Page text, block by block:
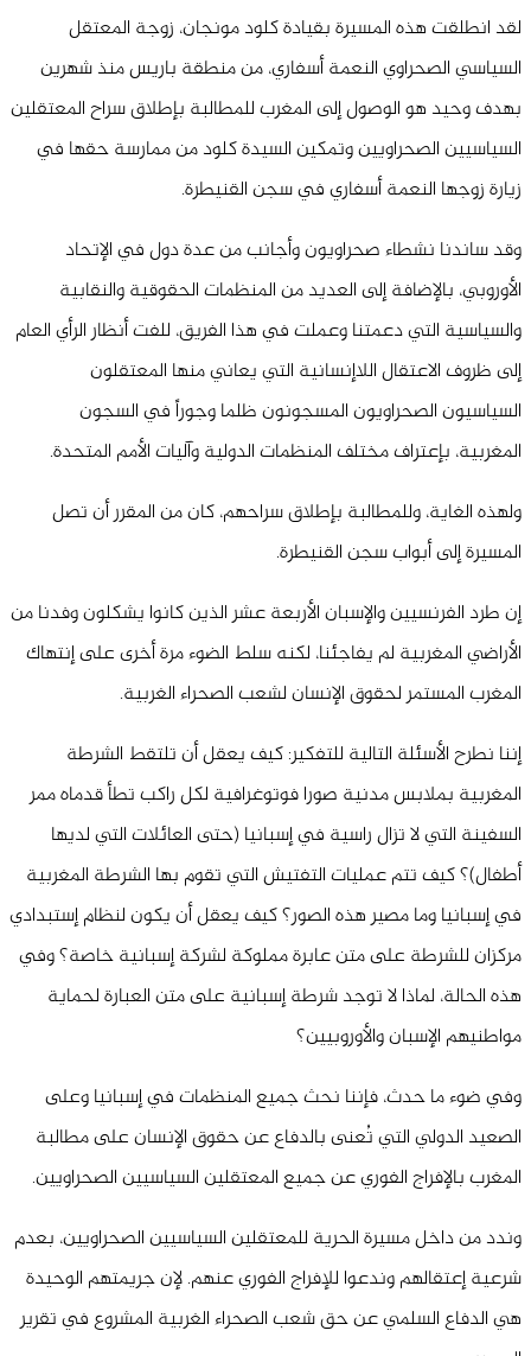
لقد انطلقت هذه المسيرة بقيادة كلود مونجان، زوجة المعتقل
السياسي الصحراوي النعمة أسفاري، من منطقة باريس منذ شهرين
بهدف وحيد هو الوصول إلى المغرب للمطالبة بإطلاق سراح المعتقلين
السياسيين الصحراويين وتمكين السيدة كلود من ممارسة حقها في
زيارة زوجها النعمة أسفاري في سجن القنيطرة.
وقد ساندنا نشطاء صحراويون وأجانب من عدة دول في الإتحاد
الأوروبي، بالإضافة إلى العديد من المنظمات الحقوقية والنقابية
والسياسية التي دعمتنا وعملت في هذا الفريق، للفت أنظار الرأي العام
إلى ظروف الاعتقال اللاإنسانية التي يعاني منها المعتقلون
السياسيون الصحراويون المسجونون ظلما وجوراً في السجون
المغربية، بإعتراف مختلف المنظمات الدولية وآليات الأمم المتحدة.
ولهذه الغاية، وللمطالبة بإطلاق سراحهم، كان من المقرر أن تصل
المسيرة إلى أبواب سجن القنيطرة.
إن طرد الفرنسيين والإسبان الأربعة عشر الذين كانوا يشكلون وفدنا من
الأراضي المغربية لم يفاجئنا، لكنه سلط الضوء مرة أخرى على إنتهاك
المغرب المستمر لحقوق الإنسان لشعب الصحراء الغربية.
إننا نطرح الأسئلة التالية للتفكير: كيف يعقل أن تلتقط الشرطة
المغربية بملابس مدنية صورا فوتوغرافية لكل راكب تطأ قدماه ممر
السفينة التي لا تزال راسية في إسبانيا (حتى العائلات التي لديها
أطفال)؟ كيف تتم عمليات التفتيش التي تقوم بها الشرطة المغربية
في إسبانيا وما مصير هذه الصور؟ كيف يعقل أن يكون لنظام إستبدادي
مركزان للشرطة على متن عابرة مملوكة لشركة إسبانية خاصة؟ وفي
هذه الحالة، لماذا لا توجد شرطة إسبانية على متن العبارة لحماية
مواطنيهم الإسبان والأوروبيين؟
وفي ضوء ما حدث، فإننا نحث جميع المنظمات في إسبانيا وعلى
الصعيد الدولي التي تُعنى بالدفاع عن حقوق الإنسان على مطالبة
المغرب بالإفراج الفوري عن جميع المعتقلين السياسيين الصحراويين.
وندد من داخل مسيرة الحرية للمعتقلين السياسيين الصحراويين، بعدم
شرعية إعتقالهم وندعوا للإفراج الفوري عنهم. لإن جريمتهم الوحيدة
هي الدفاع السلمي عن حق شعب الصحراء الغربية المشروع في تقرير